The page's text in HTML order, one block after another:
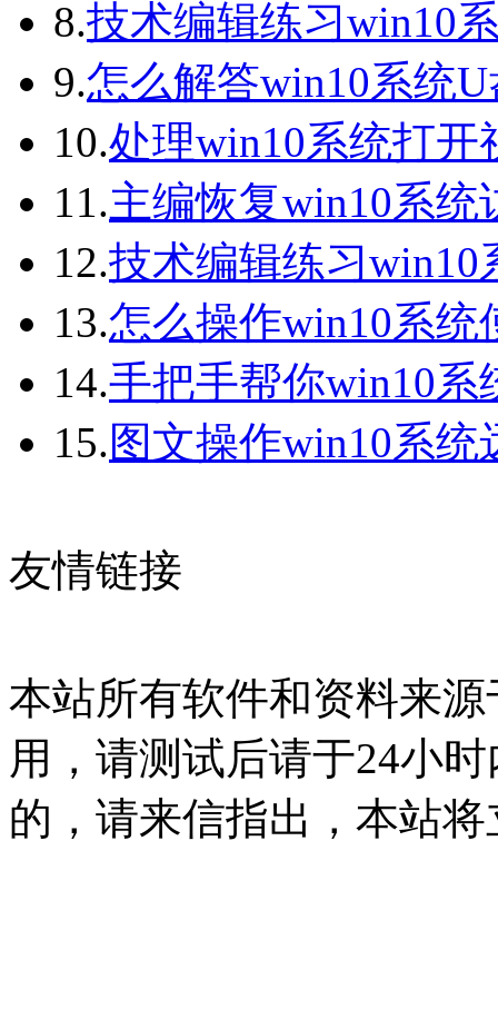
8.技术编辑练习win10
9.怎么解答win10系统
10.处理win10系统打
11.主编恢复win10系
12.技术编辑练习
13.怎么操作win10系
14.手把手帮你win10
15.图文操作win10系
友情链接
本站所有软件和资料来
用，请测试后请于24小
的，请来信指出，本站